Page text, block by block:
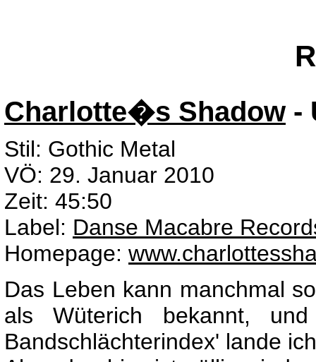
Charlotte�s Shadow -
Stil: Gothic Metal
VÖ: 29. Januar 2010
Zeit: 45:50
Label: Danse Macabre
Homepage:
Das Leben kann manchmal
als Wüterich bekannt,
Bandschlächterindex' lande